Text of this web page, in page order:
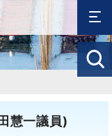
慧一議員)